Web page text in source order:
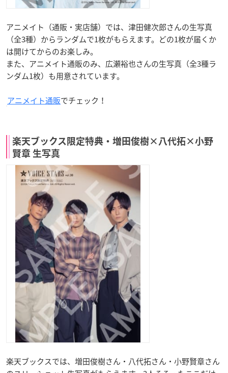
アニメイト（通販・実店舗）では、津田健次郎さんの生写真
（全3種）からランダムで1枚がもらえます。どの1枚が届くか
は開けてからのお楽しみ。
また、アニメイト通販のみ、広瀬裕也さんの生写真（全3種ラ
ンダム1枚）も用意されています。
アニメイト通販でチェック！
楽天ブックス限定特典・増田俊樹×八代拓×小野
賢章 生写真
楽天ブックスでは、増田俊樹さん・八代拓さん・小野賢章さん